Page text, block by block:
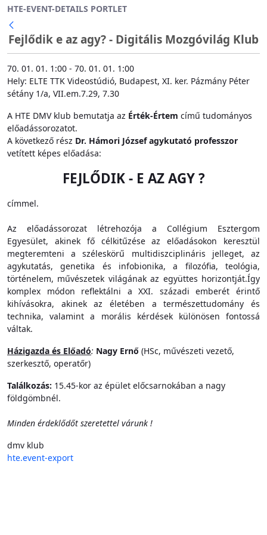
Ugrás a fő tartalomhoz
HTE-EVENT-DETAILS PORTLET
Fejlődik e az agy? - Digitális Mozgóvilág Klub
70. 01. 01. 1:00 - 70. 01. 01. 1:00
Hely: ELTE TTK Videostúdió, Budapest, XI. ker. Pázmány Péter
sétány 1/a, VII.em.7.29, 7.30
A HTE DMV klub bemutatja az Érték-Értem című tudományos
előadássorozatot.
A következő rész Dr. Hámori József agykutató professzor
vetített képes előadása:
FEJLŐDIK - E AZ AGY ?
címmel.
Az előadássorozat létrehozója a Collégium Esztergom
Egyesület, akinek fő célkitűzése az előadásokon keresztül
megteremteni a széleskörű multidiszciplináris jelleget, az
agykutatás, genetika és infobionika, a filozófia, teológia,
történelem, művészetek világának az együttes horizontját.Így
komplex módon reflektálni a XXI. századi emberét érintő
kihívásokra, akinek az életében a természettudomány és
technika, valamint a morális kérdések különösen fontossá
váltak.
Házigazda és Előadó: Nagy Ernő (HSc, művészeti vezető,
szerkesztő, operatőr)
Találkozás: 15.45-kor az épület előcsarnokában a nagy
földgömbnél.
Minden érdeklődőt szeretettel várunk !
dmv klub
hte.event-export